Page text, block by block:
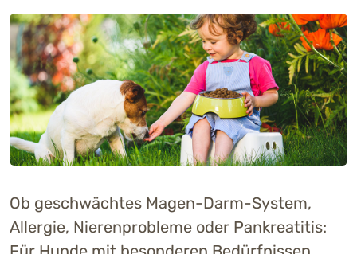
Ob geschwächtes Magen-Darm-System,
Allergie, Nierenprobleme oder Pankreatitis: